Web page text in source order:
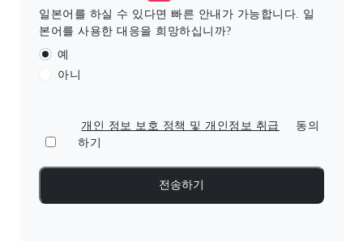
일본어를 하실 수 있다면 빠른 안내가 가능합니다. 일
본어를 사용한 대응을 희망하십니까?
예
아니
개인 정보 보호 정책 및 개인정보 취급
동의
하기